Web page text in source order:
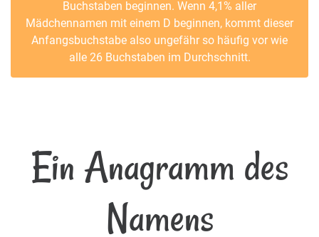
Buchstaben beginnen. Wenn 4,1% aller
Mädchennamen mit einem D beginnen, kommt dieser
Anfangsbuchstabe also ungefähr so häufig vor wie
alle 26 Buchstaben im Durchschnitt.
Ein Anagramm des
Namens